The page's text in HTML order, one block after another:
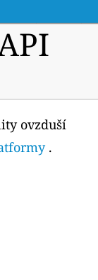
ovzduší
.